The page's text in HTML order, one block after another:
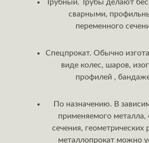
Трубный. Трубы делают
сварными,
переменного
Спецпрокат. Обычно
виде колес, шаров,
профилей ,
По назначению. В
применяемого
сечения, геометрических
металлопрокат можно